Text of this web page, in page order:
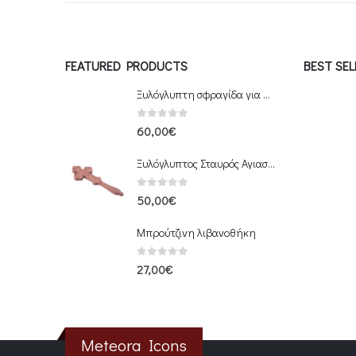
FEATURED PRODUCTS
Ξυλόγλυπτη σφραγίδα για πρόσφορο
60,00€
Ξυλόγλυπτος Σταυρός Αγιασμού
50,00€
Μπρούτζινη λιβανοθήκη
27,00€
BEST
Meteora Icons